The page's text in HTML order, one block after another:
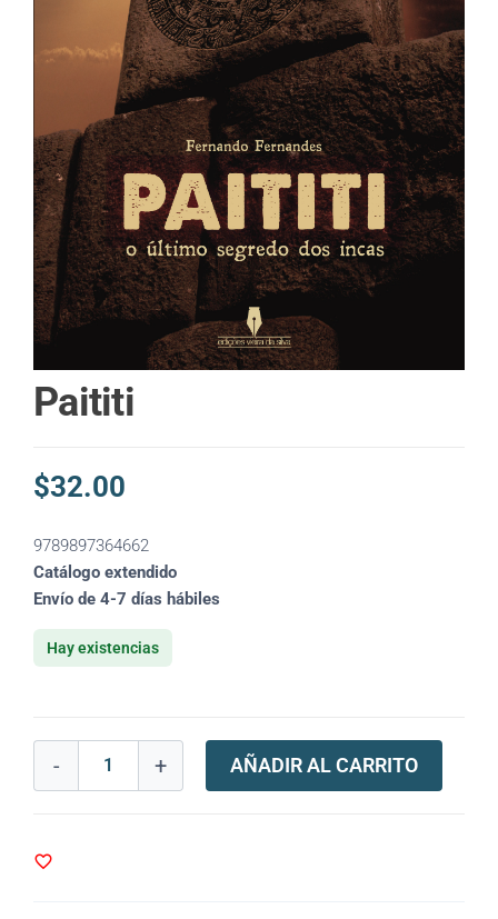
Paititi
$32.00
9789897364662
Catálogo extendido
Envío de 4-7 días hábiles
Hay existencias
- + AÑADIR AL CARRITO